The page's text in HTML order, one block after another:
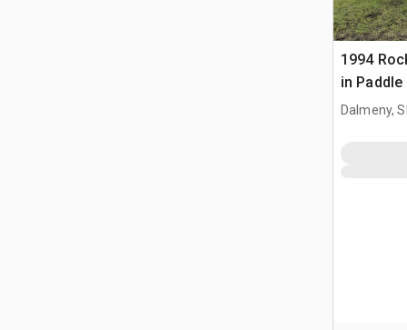
1994
in
Dalmeny,